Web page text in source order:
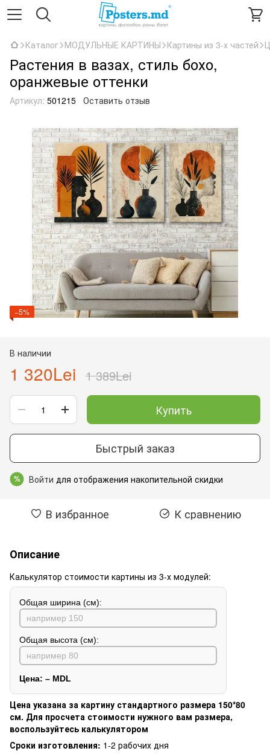
Каталог МОДУЛЬНЫЕ КАРТИНЫ Картины из 3-х частей
Растения в вазах, стиль бохо,
оранжевые оттенки
Артикул: 501215 Оставить отзыв
−5%
В наличии
1 320Lei 1 389Lei
Купить
Быстрый заказ
% Войти для отображения накопительной скидки
В избранное К сравнению
Описание
Калькулятор стоимости картины из 3-х модулей:
Общая ширина (см):
Общая высота (см):
Цена: – MDL
Цена указана за картину стандартного размера 150*80
см. Для просчета стоимости нужного вам размера,
воспользуйтесь калькулятором
Сроки изготовления: 1-2 рабочих дня